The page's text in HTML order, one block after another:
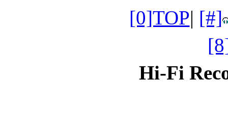
[0]TOP| [#]
Hi-Fi